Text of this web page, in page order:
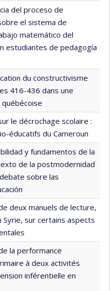
del proceso de
el sistema de
matemático del
estudiantes de pedagogía
du constructivisme
416-436 dans une
le décrochage scolaire :
éducatifs du Cameroun
y fundamentos de la
de la postmodernidad
sobre las
deux manuels de lecture,
Syrie, sur certains aspects
la performance
à deux activités
inférentielle en